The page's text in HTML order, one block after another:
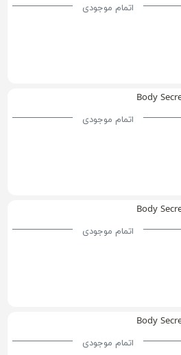
اتمام موجودی
اتمام موجودی
اتمام موجودی
اتمام موجودی